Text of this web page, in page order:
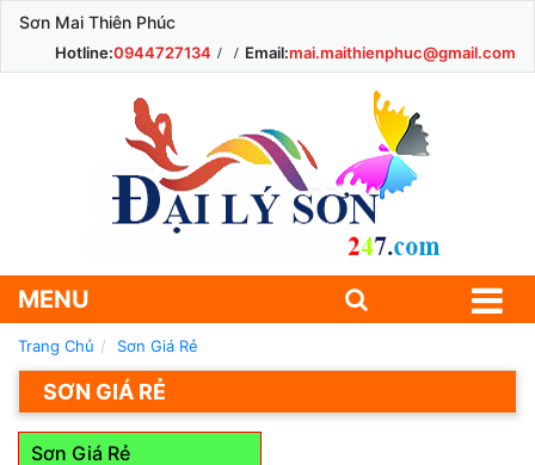
Sơn Mai Thiên Phúc
Hotline:0944727134 Email:mai.maithienphuc@gmail.com
MENU
Trang Chủ Sơn Giá Rẻ
SƠN GIÁ RẺ
Sơn Giá Rẻ